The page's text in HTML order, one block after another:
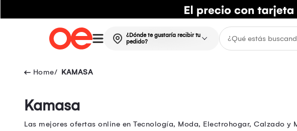
¿Dónde te gustaría recibir tu
pedido?
KAMASA
Kamasa
Las mejores ofertas online en Tecnología, Moda, Electrohogar, Calzado